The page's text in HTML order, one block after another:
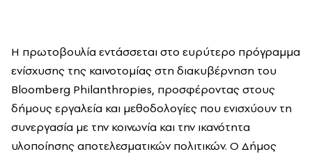
Η πρωτοβουλία εντάσσεται στο ευρύτερο πρόγραμμα
ενίσχυσης της καινοτομίας στη διακυβέρνηση του
Bloomberg Philanthropies, προσφέροντας στους
δήμους εργαλεία και μεθοδολογίες που ενισχύουν τη
συνεργασία με την κοινωνία και την ικανότητα
υλοποίησης αποτελεσματικών πολιτικών. Ο Δήμος